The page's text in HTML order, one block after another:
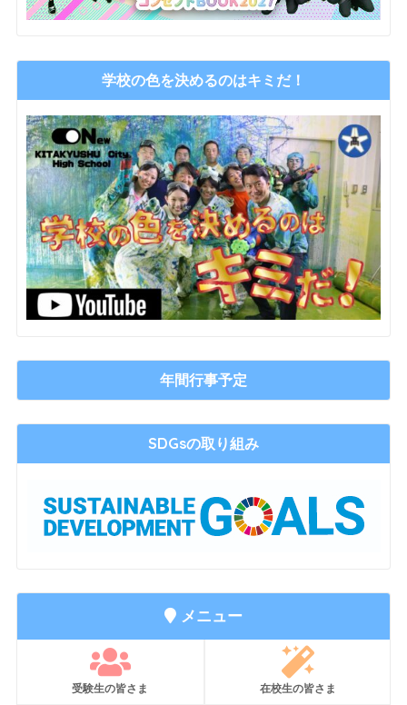
学校の色を決めるのはキミだ！
年間行事予定
SDGsの取り組み
メニュー
受験生の皆さま 在校生の皆さま